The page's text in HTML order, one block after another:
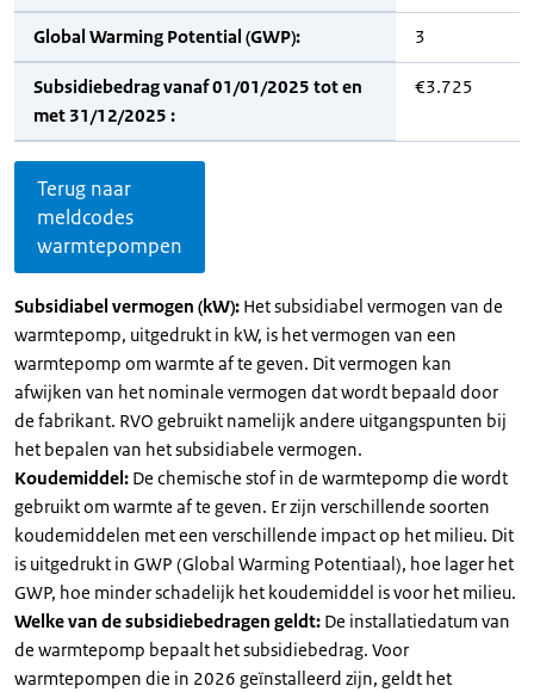
Global Warming Potential (GWP): 3
Subsidiebedrag vanaf 01/01/2025 tot en
met 31/12/2025 :
€3.725
Terug naar
meldcodes
warmtepompen
Subsidiabel vermogen (kW): Het subsidiabel vermogen van de
warmtepomp, uitgedrukt in kW, is het vermogen van een
warmtepomp om warmte af te geven. Dit vermogen kan
afwijken van het nominale vermogen dat wordt bepaald door
de fabrikant. RVO gebruikt namelijk andere uitgangspunten bij
het bepalen van het subsidiabele vermogen.
Koudemiddel: De chemische stof in de warmtepomp die wordt
gebruikt om warmte af te geven. Er zijn verschillende soorten
koudemiddelen met een verschillende impact op het milieu. Dit
is uitgedrukt in GWP (Global Warming Potentiaal), hoe lager het
GWP, hoe minder schadelijk het koudemiddel is voor het milieu.
Welke van de subsidiebedragen geldt: De installatiedatum van
de warmtepomp bepaalt het subsidiebedrag. Voor
warmtepompen die in 2026 geïnstalleerd zijn, geldt het